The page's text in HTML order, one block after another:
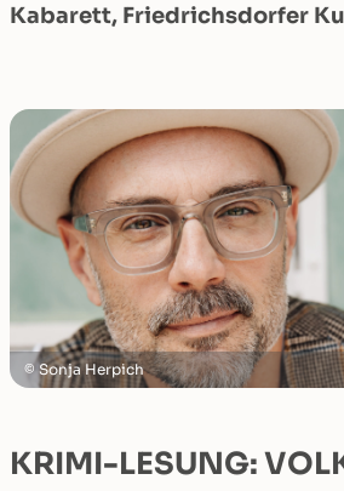
Kabarett, Friedrichsdorfer
Sonja Herpich
KRIMI-LESUNG: